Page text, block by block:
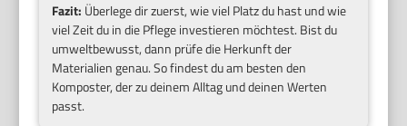
Fazit: Überlege dir zuerst, wie viel Platz du hast und wie
viel Zeit du in die Pflege investieren möchtest. Bist du
umweltbewusst, dann prüfe die Herkunft der
Materialien genau. So findest du am besten den
Komposter, der zu deinem Alltag und deinen Werten
passt.